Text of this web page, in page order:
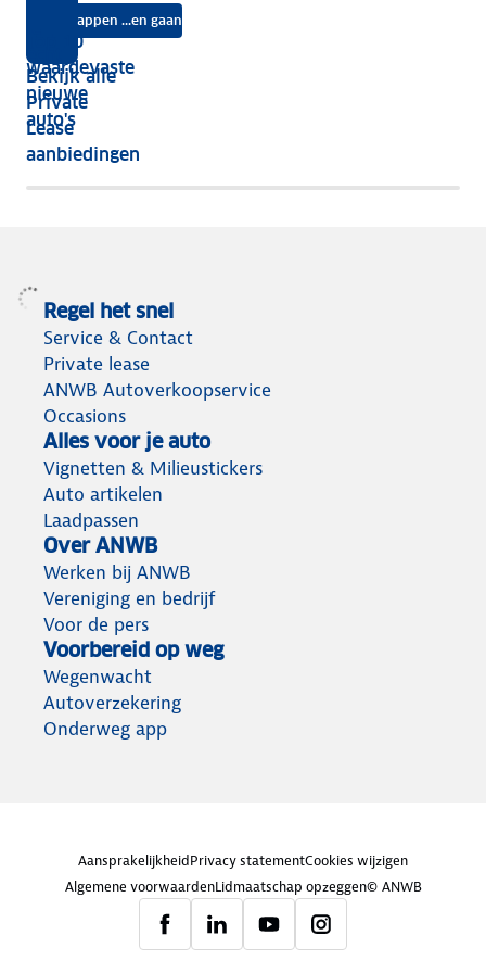
Instappen ...en gaan
Bekijk alle
Private
Lease
aanbiedingen
écht
vijf
jaar
nog
het
meeste
Top 10
waardevaste
nieuwe
auto's
Regel het snel
Service & Contact
Private lease
ANWB Autoverkoopservice
Occasions
Alles voor je auto
Vignetten & Milieustickers
Auto artikelen
Laadpassen
Over ANWB
Werken bij ANWB
Vereniging en bedrijf
Voor de pers
Voorbereid op weg
Wegenwacht
Autoverzekering
Onderweg app
AansprakelijkheidPrivacy statementCookies wijzigen
Algemene voorwaardenLidmaatschap opzeggen© ANWB